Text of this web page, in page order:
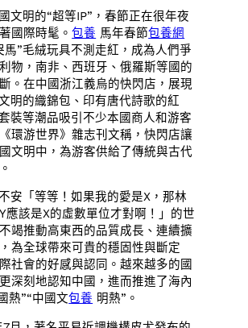
文明的“超等IP”，春節正在很年夜
國際時髦。包養 馬年春節包養網
馬”毛絨玩具不測走紅，成為人們爭
物，南非、西班牙、俄羅斯等國的
。在中國浙江義烏的快閃店，展現
明的織錦包、印有唐代詩歌的紅
裝等潮品吸引不少本國商人和游客
環游世界》雜志刊文稱，快閃店讓
文明中，為游客供給了傳統與古代
安「等等！如果我的愛是X，那林
應該是X的虛數單位才對啊！」的世
竭推動高東西的品質成長、連續擴
為全球帶來可貴的穩固性與斷定
社會的好感與認同。越來越多的國
深刻地認知中國，進而推進了海內
國熱”“中國文包養 明熱”。